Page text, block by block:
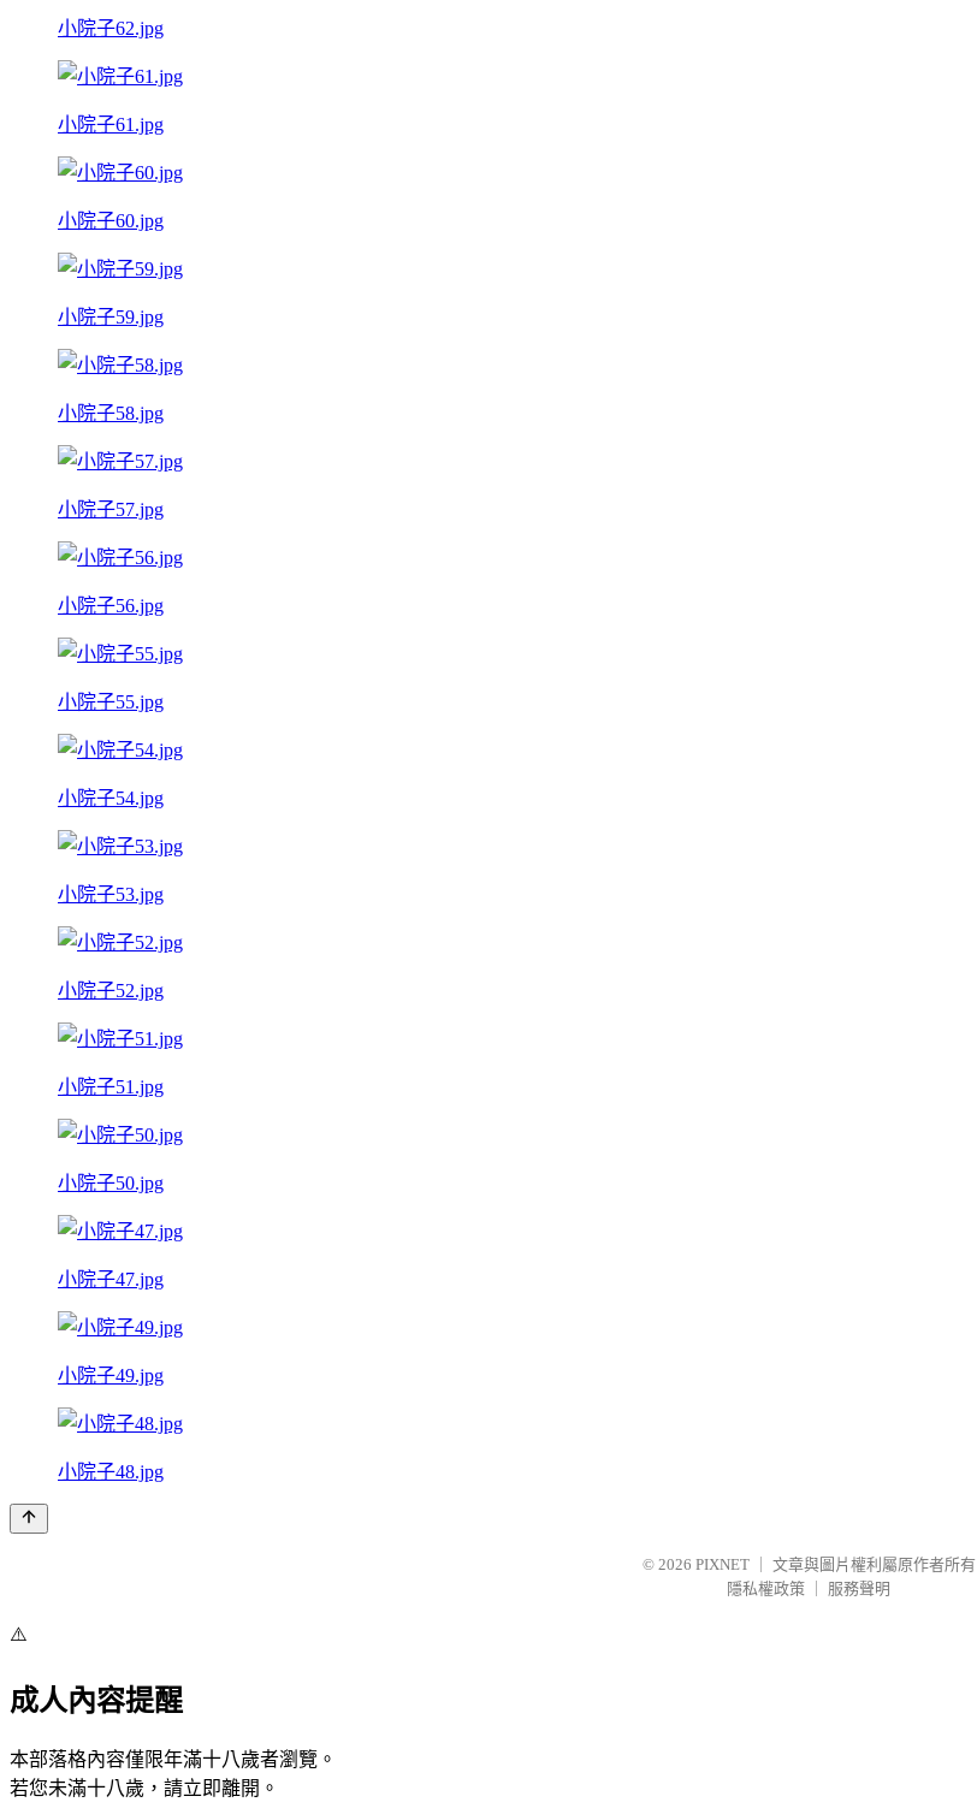
小院子62.jpg
小院子61.jpg
小院子60.jpg
小院子59.jpg
小院子58.jpg
小院子57.jpg
小院子56.jpg
小院子55.jpg
小院子54.jpg
小院子53.jpg
小院子52.jpg
小院子51.jpg
小院子50.jpg
小院子47.jpg
小院子49.jpg
小院子48.jpg
© 2026 PIXNET
文章與圖片權利屬原作者所有
隱私權政策
服務聲明
⚠️
成人內容提醒
本部落格內容僅限年滿十八歲者瀏覽。
若您未滿十八歲，請立即離開。